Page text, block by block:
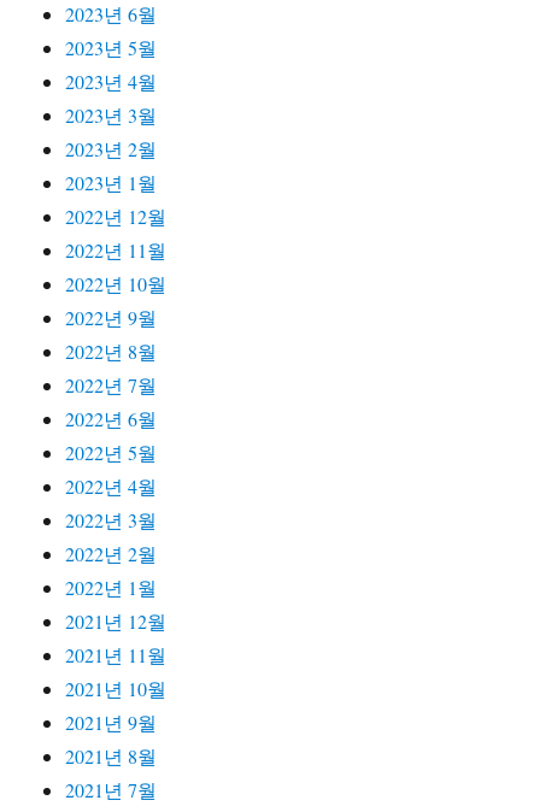
2023년 6월
2023년 5월
2023년 4월
2023년 3월
2023년 2월
2023년 1월
2022년 12월
2022년 11월
2022년 10월
2022년 9월
2022년 8월
2022년 7월
2022년 6월
2022년 5월
2022년 4월
2022년 3월
2022년 2월
2022년 1월
2021년 12월
2021년 11월
2021년 10월
2021년 9월
2021년 8월
2021년 7월